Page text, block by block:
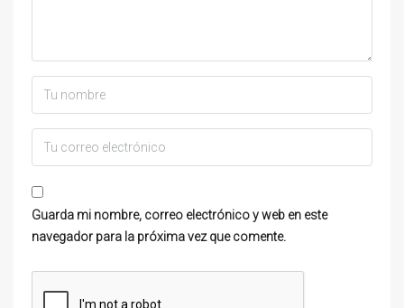
Guarda mi nombre, correo electrónico y web en este
navegador para la próxima vez que comente.